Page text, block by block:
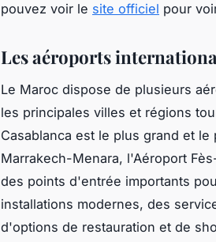
pouvez voir le site officiel pour
Les aéroports
Le Maroc dispose de plusieurs
les principales villes et régions
Casablanca est le plus grand et
Marrakech-Menara, l'Aéroport
des points d'entrée importants
installations modernes, des
d'options de restauration et de